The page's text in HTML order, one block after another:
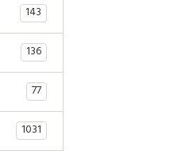
143
136
77
1031